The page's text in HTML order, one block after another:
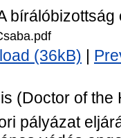
(36kB)
(Doctor of the
pályázat